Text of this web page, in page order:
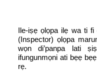
Ile-iṣẹ ọlọpa ilẹ wa ti
(Inspector) ọlọpa
wọn di’panpa lati
ifungunmọni ati bẹẹ
rẹ.